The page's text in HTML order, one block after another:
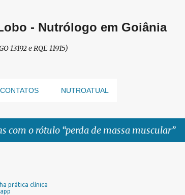
- Nutrólogo em Goiânia
13192 e RQE 11915)
CONTATOS NUTROATUAL
com o rótulo perda de massa muscular
prática clínica